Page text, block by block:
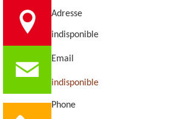
Adresse
indisponible
Email
indisponible
Phone